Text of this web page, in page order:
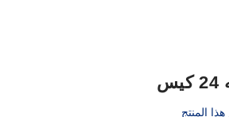
المنتج